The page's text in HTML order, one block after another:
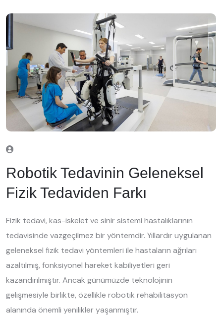
Robotik Tedavinin Geleneksel
Fizik Tedaviden Farkı
Fizik tedavi, kas-iskelet ve sinir sistemi hastalıklarının
tedavisinde vazgeçilmez bir yöntemdir. Yıllardır uygulanan
geleneksel fizik tedavi yöntemleri ile hastaların ağrıları
azaltılmış, fonksiyonel hareket kabiliyetleri geri
kazandırılmıştır. Ancak günümüzde teknolojinin
gelişmesiyle birlikte, özellikle robotik rehabilitasyon
alanında önemli yenilikler yaşanmıştır.